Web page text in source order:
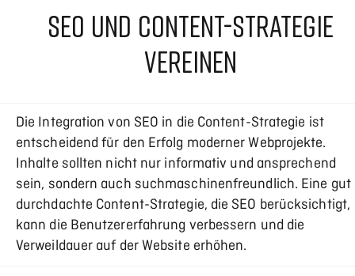
SEO UND CONTENT-STRATEGIE
VEREINEN
Die Integration von SEO in die Content-Strategie ist
entscheidend für den Erfolg moderner Webprojekte.
Inhalte sollten nicht nur informativ und ansprechend
sein, sondern auch suchmaschinenfreundlich. Eine gut
durchdachte Content-Strategie, die SEO berücksichtigt,
kann die Benutzererfahrung verbessern und die
Verweildauer auf der Website erhöhen.